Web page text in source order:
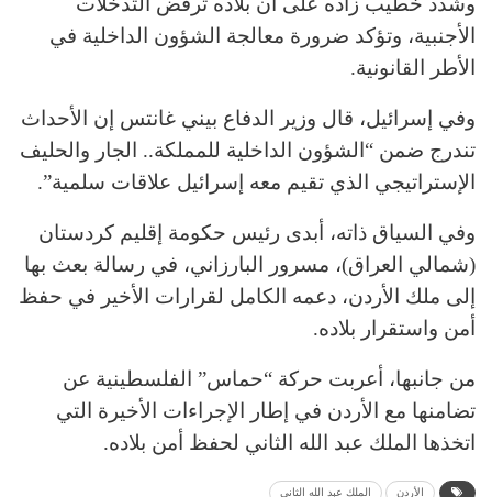
الأجنبية، وتؤكد ضرورة معالجة الشؤون الداخلية في
الأطر القانونية.
وفي إسرائيل، قال وزير الدفاع بيني غانتس إن الأحداث
تندرج ضمن “الشؤون الداخلية للمملكة.. الجار والحليف
الإستراتيجي الذي تقيم معه إسرائيل علاقات سلمية”.
وفي السياق ذاته، أبدى رئيس حكومة إقليم كردستان
(شمالي العراق)، مسرور البارزاني، في رسالة بعث بها
إلى ملك الأردن، دعمه الكامل لقرارات الأخير في حفظ
أمن واستقرار بلاده.
من جانبها، أعربت حركة “حماس” الفلسطينية عن
تضامنها مع الأردن في إطار الإجراءات الأخيرة التي
اتخذها الملك عبد الله الثاني لحفظ أمن بلاده.
الأردن الملك عبد الله الثاني